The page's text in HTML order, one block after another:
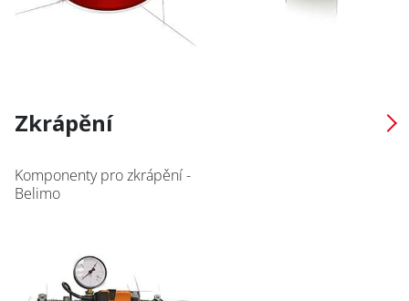
Zkrápění
Komponenty pro zkrápění -
Belimo
Přihlašte se k odběru
E-mail *